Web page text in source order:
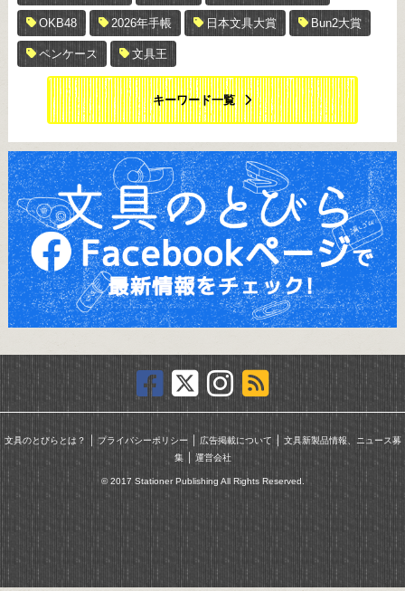
OKB48 2026年手帳 日本文具大賞 Bun2大賞
ペンケース 文具王
キーワード一覧
文具のとびらとは？ ｜ プライバシーポリシー｜ 広告掲載について ｜ 文具新製品情報、ニュース募
集｜ 運営会社
© 2017 Stationer Publishing All Rights Reserved.